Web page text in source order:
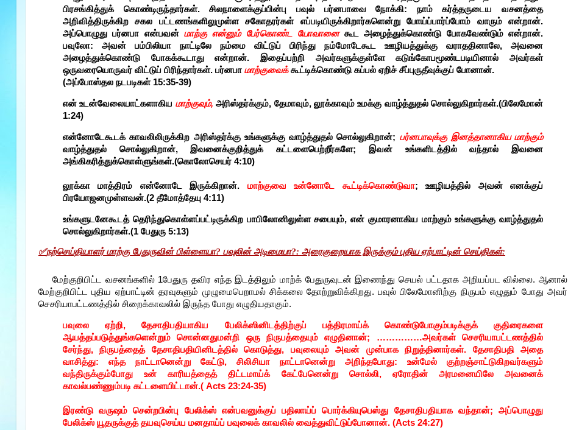
பிரசங்கித்துக் கொண்டிருந்தார்கள். சிலநாளைக்குப்பின்பு பவுல் பர்னபாவை நோக்கி: நாம் கர்த்தருடைய வசனத்தை
அறிவித்திருக்கிற சகல பட்டணங்களிலுமுள்ள சகோதரர்கள் எப்படியிருக்கிறார்களென்று போய்ப்பார்ப்போம் வாரும் என்றான்.
அப்பொழுது பர்னபா என்பவன் மாற்கு என்னும் பேர்கொண்ட யோவானைகூட அழைத்துக்கொண்டு போகவேண்டும் என்றான்.
பவுலோ: அவன் பம்பிலியா நாட்டிலே நம்மை விட்டுப் பிரிந்து நம்மோடேகூட ஊழியத்துக்கு வராததினாலே, அவனை
அழைத்துக்கொண்டு போகக்கூடாது என்றான். இதைப்பற்றி அவர்களுக்குள்ளே கடுங்கோபமூண்டபடியினால் அவர்கள்
ஒருவரையொருவர் விட்டுப் பிரிந்தார்கள். பர்னபா மாற்குவைக்கூட்டிக்கொண்டு கப்பல் ஏறிச் சீப்புருதீவுக்குப் போனான்.
(அப்போஸ்தல நடபடிகள் 15:35-39)
என் உடன்வேலையாட்களாகிய மாற்குவும், அரிஸ்தர்க்கும், தேமாவும், லூக்காவும் உமக்கு வாழ்த்துதல் சொல்லுகிறார்கள்.(பிலேமோன்
1:24)
என்னோடேகூடக் காவலிலிருக்கிற அரிஸ்தர்க்கு உங்களுக்கு வாழ்த்துதல் சொல்லுகிறான்; பர்னபாவுக்கு இனத்தானாகிய மாற்கும்
வாழ்த்துதல் சொல்லுகிறான், இவனைக்குறித்துக் கட்டளைபெற்றீர்களே; இவன் உங்களிடத்தில் வந்தால் இவனை
அங்கிகரித்துக்கொள்ளுங்கள்.(கொலோசெயர் 4:10)
லூக்கா மாத்திரம் என்னோடே இருக்கிறான். மாற்குவை உன்னோடே கூட்டிக்கொண்டுவா; ஊழியத்தில் அவன் எனக்குப்
பிரயோஜனமுள்ளவன்.(2 தீமோத்தேயு 4:11)
உங்களுடனேகூடத் தெரிந்துகொள்ளப்பட்டிருக்கிற பாபிலோனிலுள்ள சபையும், என் குமாரனாகிய மாற்கும் உங்களுக்கு வாழ்த்துதல்
சொல்லுகிறார்கள்.(1 பேதுரு 5:13)
✅நற்செய்தியாளர் மாற்கு பேதுருவின் பிள்ளையா? பவுலின் அடிமையா?: அரைகுறையாக இருக்கும் புதிய ஏற்பாட்டின் செய்திகள்:
மேற்குறிபிட்ட வசனங்களில் 1பேதுரு தவிர எந்த இடத்திலும் மாற்க் பேதுருவுடன் இணைந்து செயல் பட்டதாக அறியப்பட வில்லை. ஆனால்
மேற்குறிபிட்ட புதிய ஏற்பாட்டின் தரவுகளும் முழுமைபெறாமல் சிக்கலை தோற்றுவிக்கிறது. பவுல் பிலேமோனிற்கு நிருபம் எழுதும் போது அவர்
செசரியாபட்டணத்தில் சிறைக்காவலில் இருந்த போது எழுதியதாகும்.
பவுலை ஏற்றி, தேசாதிபதியாகிய பேலிக்ஸினிடத்திற்குப் பத்திரமாய்க் கொண்டுபோகும்படிக்குக் குதிரைகளை
ஆயத்தப்படுத்துங்களென்றும் சொன்னதுமன்றி ஒரு நிருபத்தையும் எழுதினான்; ……………அவர்கள் செசரியாபட்டணத்தில்
சேர்ந்து, நிருபத்தைத் தேசாதிபதியினிடத்தில் கொடுத்து, பவுலையும் அவன் முன்பாக நிறுத்தினார்கள். தேசாதிபதி அதை
வாசித்து: எந்த நாட்டானென்று கேட்டு, சிலிசியா நாட்டானென்று அறிந்தபோது: உன்மேல் குற்றஞ்சாட்டுகிறவர்களும்
வந்திருக்கும்போது உன் காரியத்தைத் திட்டமாய்க் கேட்பேனென்று சொல்லி, ஏரோதின் அரமனையிலே அவனைக்
காவல்பண்ணும்படி கட்டளையிட்டான்.( Acts 23:24-35)
இரண்டு வருஷம் சென்றபின்பு பேலிக்ஸ் என்பவனுக்குப் பதிலாய்ப் பொர்க்கியுபெஸ்து தேசாதிபதியாக வந்தான்; அப்பொழுது
பேலிக்ஸ் யூதருக்குத் தயவுசெய்ய மனதாய்ப் பவுலைக் காவலில் வைத்துவிட்டுப்போனான். (Acts 24:27)